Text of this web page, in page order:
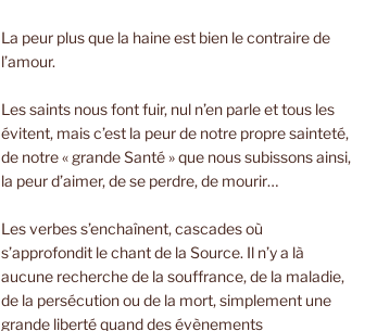
La peur plus que la haine est bien le contraire de
l’amour.
Les saints nous font fuir, nul n’en parle et tous les
évitent, mais c’est la peur de notre propre sainteté,
de notre « grande Santé » que nous subissons ainsi,
la peur d’aimer, de se perdre, de mourir…
Les verbes s’enchaînent, cascades où
s’approfondit le chant de la Source. Il n’y a là
aucune recherche de la souffrance, de la maladie,
de la persécution ou de la mort, simplement une
grande liberté quand des évènements